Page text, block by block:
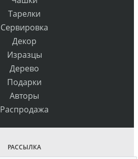
Тарелки
Сервировка
Декор
Изразцы
Дерево
Подарки
Авторы
Распродажа
РАССЫЛКА